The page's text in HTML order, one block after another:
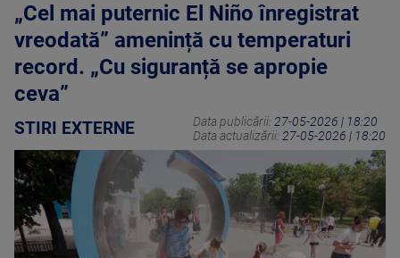
„Cel mai puternic El Niño înregistrat
vreodată” amenință cu temperaturi
record. „Cu siguranță se apropie
ceva”
STIRI EXTERNE Data publicării: 27-05-2026 | 18:20
Data actualizării: 27-05-2026 | 18:20